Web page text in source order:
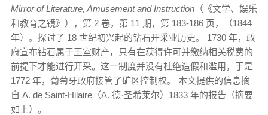
Mirror of Literature, Amusement and Instruction （《文学、娱乐
和教育之镜》），第 2 卷，第 11 期，第 183-186 页，（1844
年）。探讨了 18 世纪初兴起的钻石开采业历史。 1730 年，政
府宣布钻石属于王室财产，只有在获得许可并缴纳相关税费的
前提下才能进行开采。这一制度并没有杜绝造假和滥用，于是
1772 年，葡萄牙政府接管了矿区控制权。 本文提供的信息摘
自 A. de Saint-Hilaire（A. 德·圣希莱尔）1833 年的报告（摘要
如上）。